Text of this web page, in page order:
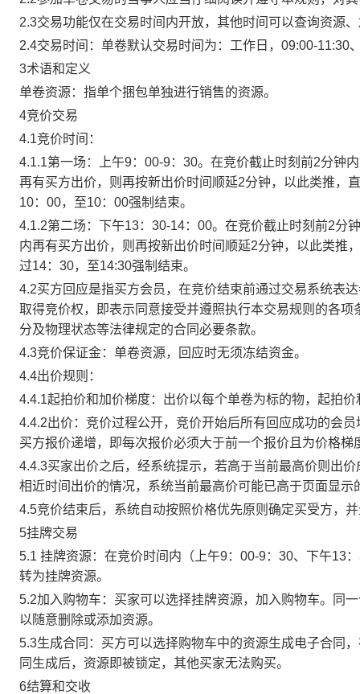
2.3交易功能仅在交易时间内开放，其他时间可以查询资源
2.4交易时间：单卷默认交易时间为：工作日，09:00-11:30
3术语和定义
单卷资源：指单个捆包单独进行销售的资源。
4竞价交易
4.1竞价时间：
4.1.1第一场：上午9：00-9：30。在竞价截止时刻前2分钟
再有买方出价，则再按新出价时间顺延2分钟，以此类推，
10：00，至10：00强制结束。
4.1.2第二场：下午13：30-14：00。在竞价截止时刻前2分
内再有买方出价，则再按新出价时间顺延2分钟，以此类推
过14：30，至14:30强制结束。
4.2买方回应是指买方会员，在竞价结束前通过交易系统表
取得竞价权，即表示同意接受并遵照执行本交易规则的各
分及物理状态等法律规定的合同必要条款。
4.3竞价保证金：单卷资源，回应时无须冻结资金。
4.4出价规则：
4.4.1起拍价和加价梯度：出价以每个单卷为标的物，起拍
4.4.2出价：竞价过程公开，竞价开始后所有回应成功的会
买方报价递增，即每次报价必须大于前一个报价且为价格
4.4.3买家出价之后，经系统提示，若高于当前最高价则出
相近时间出价的情况，系统当前最高价可能已高于页面显示
4.5竞价结束后，系统自动按照价格优先原则确定买受方，
5挂牌交易
5.1 挂牌资源：在竞价时间内（上午9：00-9：30、下午13
转为挂牌资源。
5.2加入购物车：买家可以选择挂牌资源，加入购物车。同
以随意删除或添加资源。
5.3生成合同：买方可以选择购物车中的资源生成电子合同
同生成后，资源即被锁定，其他买家无法购买。
6结算和交收